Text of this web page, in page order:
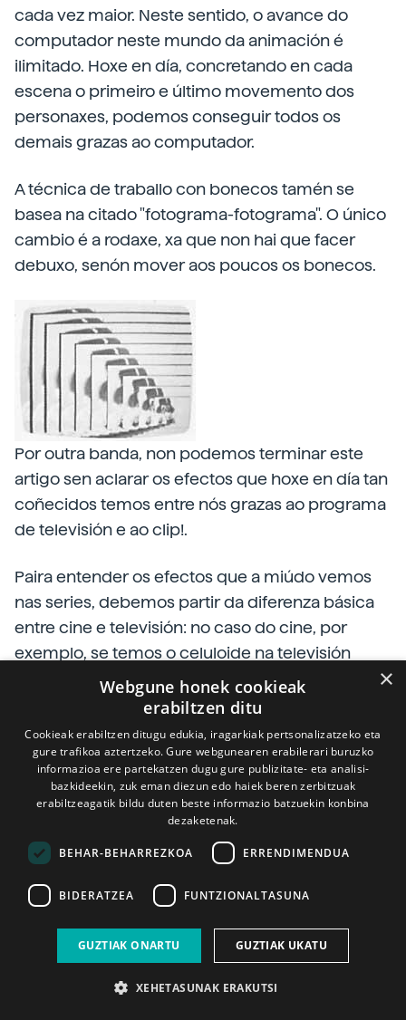
cada vez maior. Neste sentido, o avance do
computador neste mundo da animación é
ilimitado. Hoxe en día, concretando en cada
escena o primeiro e último movemento dos
personaxes, podemos conseguir todos os
demais grazas ao computador.
A técnica de traballo con bonecos tamén se
basea na citado "fotograma-fotograma". O único
cambio é a rodaxe, xa que non hai que facer
debuxo, senón mover aos poucos os bonecos.
Por outra banda, non podemos terminar este
artigo sen aclarar os efectos que hoxe en día tan
coñecidos temos entre nós grazas ao programa
de televisión e ao clip!.
Paira entender os efectos que a miúdo vemos
nas series, debemos partir da diferenza básica
entre cine e televisión: no caso do cine, por
exemplo, se temos o celuloide na televisión
utilizamos elementos totalmente electrónicos.
a través de programas de cineastascomo
Coppola("One from theheart"), pero de
momento esa diferenza é necesaria no uso e
presentación de imaxes.
montaxe como elemento necesario paira
chegar ao produto final, pero no ámbito da
televisión ou o vídeo coñecemos o deseño final
como edición.
×
Webgune honek cookieak
erabiltzen ditu
Cookieak erabiltzen ditugu edukia, iragarkiak pertsonalizatzeko eta
gure trafikoa aztertzeko. Gure webgunearen erabilerari buruzko
informazioa ere partekatzen dugu gure publizitate- eta analisi-
bazkideekin, zuk eman diezun edo haiek beren zerbitzuak
erabiltzeagatik bildu duten beste informazio batzuekin konbina
dezaketenak.
BEHAR-BEHARREZKOA ERRENDIMENDUA
BIDERATZEA FUNTZIONALTASUNA
GUZTIAK ONARTU GUZTIAK UKATU
XEHETASUNAK ERAKUTSI